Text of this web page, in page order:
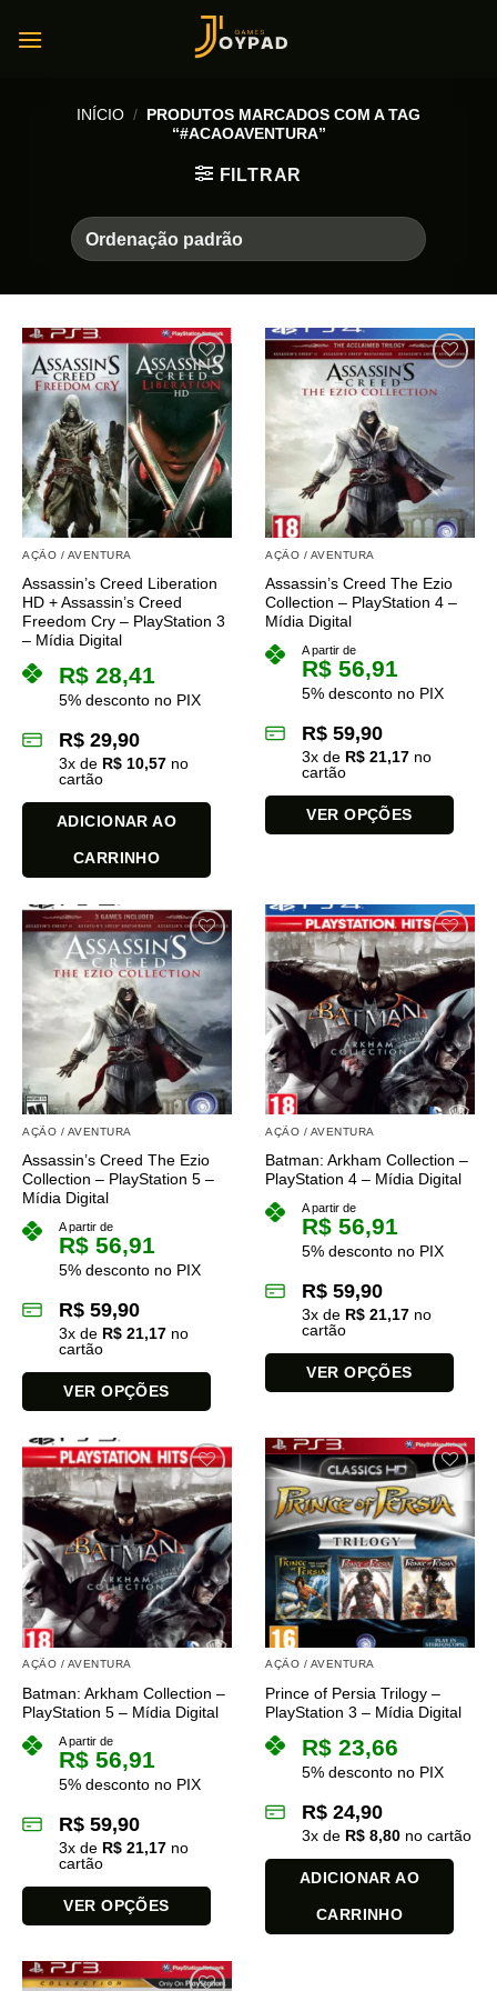
INÍCIO / PRODUTOS MARCADOS COM A TAG
“#ACAOAVENTURA”
FILTRAR
AÇÃO / AVENTURA
Assassin’s Creed Liberation
HD + Assassin’s Creed
Freedom Cry – PlayStation 3
– Mídia Digital
R$ 28,41
5% desconto no PIX
R$ 29,90
3x de R$ 10,57 no
cartão
ADICIONAR AO
CARRINHO
AÇÃO / AVENTURA
Assassin’s Creed The Ezio
Collection – PlayStation 4 –
Mídia Digital
A partir de
R$ 56,91
5% desconto no PIX
R$ 59,90
3x de R$ 21,17 no
cartão
VER OPÇÕES
várias
variantes.
As
podem
ser
escolhidas
na
página
do
AÇÃO / AVENTURA
Assassin’s Creed The Ezio
Collection – PlayStation 5 –
Mídia Digital
A partir de
R$ 56,91
5% desconto no PIX
R$ 59,90
3x de R$ 21,17 no
cartão
VER OPÇÕES
produto
tem
várias
variantes.
As
opções
podem
ser
escolhidas
do
produto
AÇÃO / AVENTURA
Batman: Arkham Collection –
PlayStation 4 – Mídia Digital
A partir de
R$ 56,91
5% desconto no PIX
R$ 59,90
3x de R$ 21,17 no
cartão
VER OPÇÕES
tem
várias
variantes.
As
opções
podem
ser
escolhidas
na
página
produto
AÇÃO / AVENTURA
Batman: Arkham Collection –
PlayStation 5 – Mídia Digital
A partir de
R$ 56,91
5% desconto no PIX
R$ 59,90
3x de R$ 21,17 no
cartão
VER OPÇÕES
produto
tem
AÇÃO / AVENTURA
Prince of Persia Trilogy –
PlayStation 3 – Mídia Digital
R$ 23,66
5% desconto no PIX
R$ 24,90
3x de R$ 8,80 no cartão
ADICIONAR AO
CARRINHO